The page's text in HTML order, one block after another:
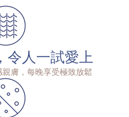
令人一試愛上
膚，每晚享受極致放鬆